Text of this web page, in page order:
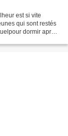
est si vite
qui sont restés
dormir après